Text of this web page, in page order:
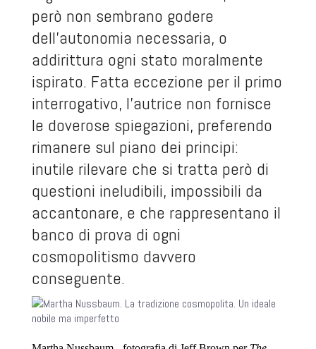
però non sembrano godere
dell’autonomia necessaria, o
addirittura ogni stato moralmente
ispirato. Fatta eccezione per il primo
interrogativo, l’autrice non fornisce
le doverose spiegazioni, preferendo
rimanere sul piano dei principi:
inutile rilevare che si tratta però di
questioni ineludibili, impossibili da
accantonare, e che rappresentano il
banco di prova di ogni
cosmopolitismo davvero
conseguente.